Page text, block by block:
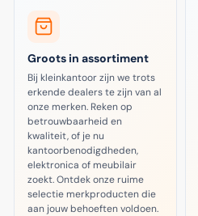
Groots in assortiment
Bij kleinkantoor zijn we trots
erkende dealers te zijn van al
onze merken. Reken op
betrouwbaarheid en
kwaliteit, of je nu
kantoorbenodigdheden,
elektronica of meubilair
zoekt. Ontdek onze ruime
selectie merkproducten die
aan jouw behoeften voldoen.